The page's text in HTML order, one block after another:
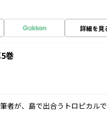
詳細を見
巻
者が、島で出合うトロピカル